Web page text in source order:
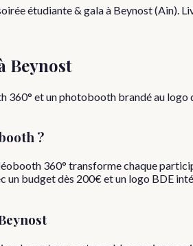
étudiante & gala à Beynost (Ain).
Beynost
et un photobooth brandé au
?
360° transforme chaque
un budget dès 200€ et un logo BDE